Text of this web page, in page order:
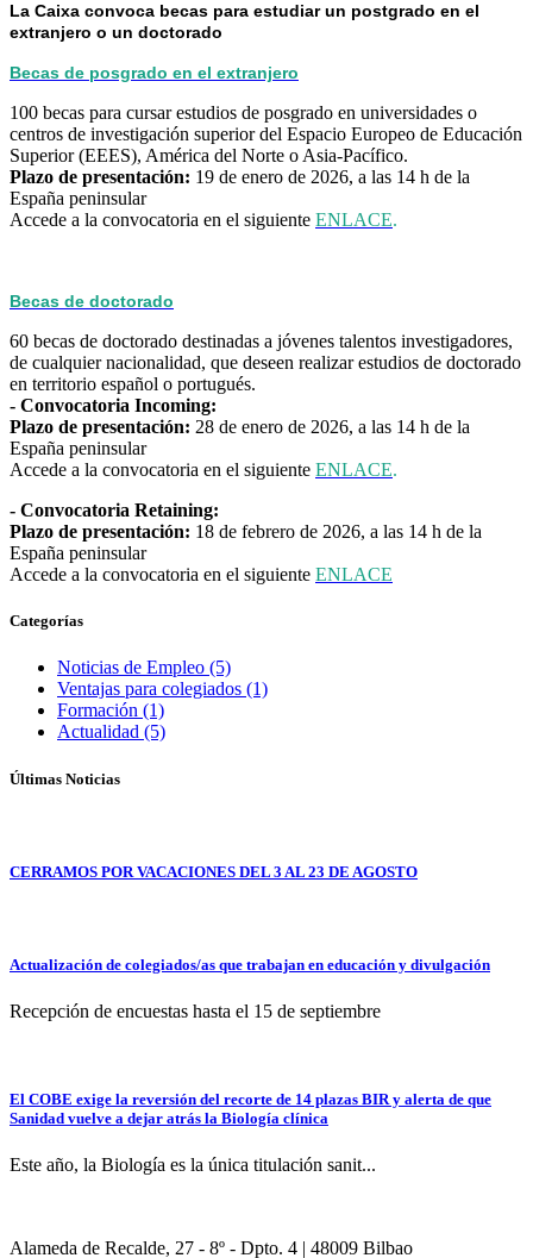
La Caixa convoca becas para estudiar un postgrado en el
extranjero o un doctorado
Becas de posgrado en el extranjero
100 becas para cursar estudios de posgrado en universidades o
centros de investigación superior del Espacio Europeo de Educación
Superior (EEES), América del Norte o Asia-Pacífico.
Plazo de presentación: 19 de enero de 2026, a las 14 h de la
España peninsular
Accede a la convocatoria en el siguiente ENLACE.
Becas de doctorado
60 becas de doctorado destinadas a jóvenes talentos investigadores,
de cualquier nacionalidad, que deseen realizar estudios de doctorado
en territorio español o portugués.
- Convocatoria Incoming:
Plazo de presentación: 28 de enero de 2026, a las 14 h de la
España peninsular
Accede a la convocatoria en el siguiente ENLACE.
- Convocatoria Retaining:
Plazo de presentación: 18 de febrero de 2026, a las 14 h de la
España peninsular
Accede a la convocatoria en el siguiente ENLACE
Categorías
Noticias de Empleo (5)
Ventajas para colegiados (1)
Formación (1)
Actualidad (5)
Últimas Noticias
CERRAMOS POR VACACIONES DEL 3 AL 23 DE AGOSTO
Actualización de colegiados/as que trabajan en educación y divulgación
Recepción de encuestas hasta el 15 de septiembre
El COBE exige la reversión del recorte de 14 plazas BIR y alerta de que
Sanidad vuelve a dejar atrás la Biología clínica
Este año, la Biología es la única titulación sanit...
Alameda de Recalde, 27 - 8º - Dpto. 4 | 48009 Bilbao